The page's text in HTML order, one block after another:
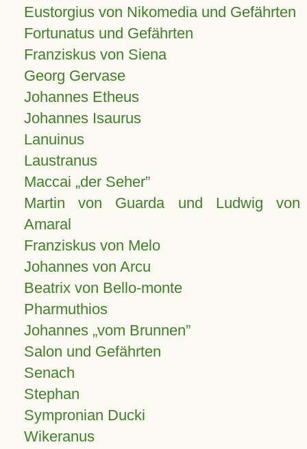
Eustorgius von Nikomedia und Gefährten
Fortunatus und Gefährten
Franziskus von Siena
Georg Gervase
Johannes Etheus
Johannes Isaurus
Lanuinus
Laustranus
Maccai „der Seher”
Martin von Guarda und Ludwig von
Amaral
Franziskus von Melo
Johannes von Arcu
Beatrix von Bello-monte
Pharmuthios
Johannes vom Brunnen
Salon und Gefährten
Senach
Stephan
Sympronian Ducki
Wikeranus